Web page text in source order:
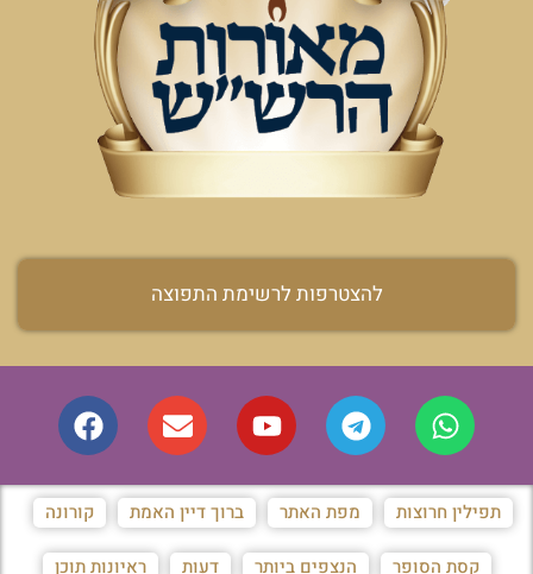
להצטרפות לרשימת התפוצה
תפילין חרוצות מפת האתר ברוך דיין האמת קורונה
קסת הסופר הנצפים ביותר דעות ראיונות תוכן